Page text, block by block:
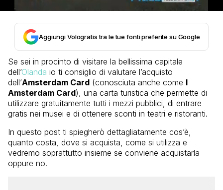
Aggiungi Vologratis tra le tue fonti preferite su Google
Se sei in procinto di visitare la bellissima capitale
dell’Olanda io ti consiglio di valutare l’acquisto
dell’Amsterdam Card (conosciuta anche come I
Amsterdam Card), una carta turistica che permette di
utilizzare gratuitamente tutti i mezzi pubblici, di entrare
gratis nei musei e di ottenere sconti in teatri e ristoranti.
In questo post ti spiegherò dettagliatamente cos’è,
quanto costa, dove si acquista, come si utilizza e
vedremo soprattutto insieme se conviene acquistarla
oppure no.